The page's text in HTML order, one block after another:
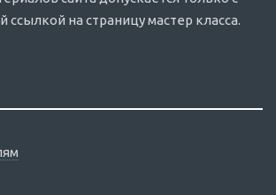
ссылкой на страницу мастер класса.